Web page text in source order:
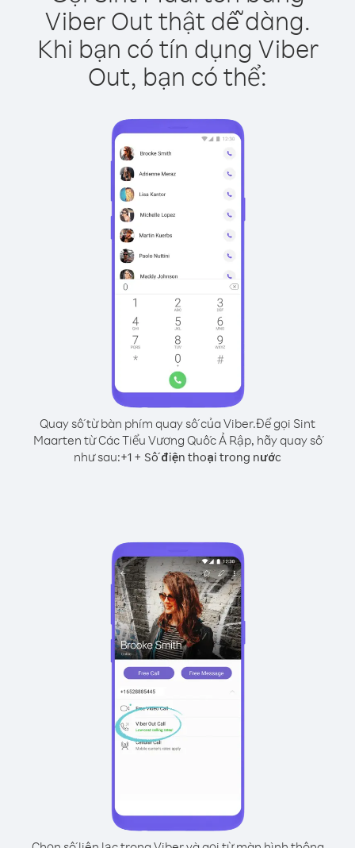
Viber Out thật dễ dàng.
Khi bạn có tín dụng Viber
Out, bạn có thể:
Quay số từ bàn phím quay số của Viber.Để gọi Sint
Maarten từ Các Tiểu Vương Quốc Ả Rập, hãy quay số
như sau:+1 + Số điện thoại trong nước